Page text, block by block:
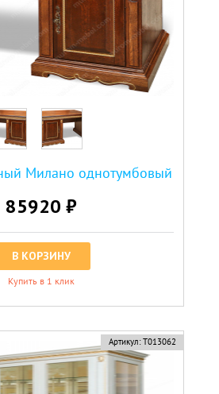
Милано однотумбовый
85920 ₽
В КОРЗИНУ
Купить в 1 клик
Артикул: Т013062